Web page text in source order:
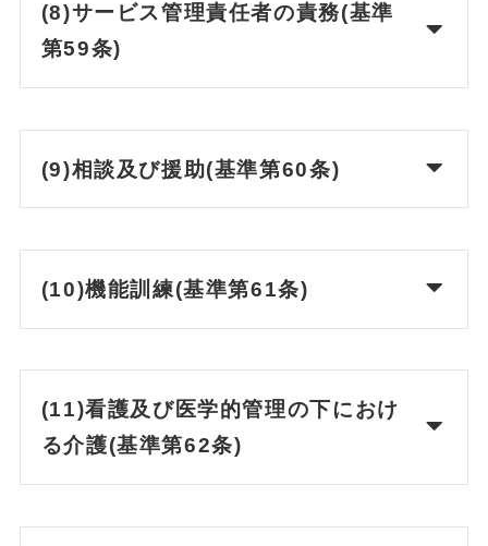
(8)サービス管理責任者の責務(基準
第59条)
(9)相談及び援助(基準第60条)
(10)機能訓練(基準第61条)
(11)看護及び医学的管理の下におけ
る介護(基準第62条)